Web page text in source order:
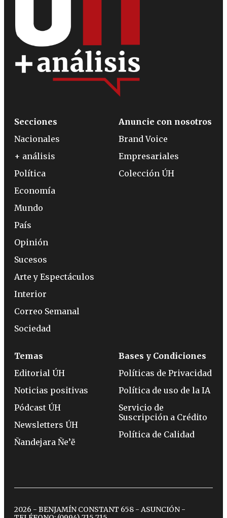
Secciones
Nacionales
+ análisis
Política
Economía
Mundo
País
Opinión
Sucesos
Arte y Espectáculos
Interior
Correo Semanal
Sociedad
Anuncie con nosotros
Brand Voice
Empresariales
Colección ÚH
Temas
Editorial ÚH
Noticias positivas
Pódcast ÚH
Newsletters ÚH
Ñandejara Ñe’ẽ
Bases y Condiciones
Políticas de Privacidad
Política de uso de la IA
Servicio de
Suscripción a Crédito
Política de Calidad
2026 - BENJAMÍN CONSTANT 658 - ASUNCIÓN -